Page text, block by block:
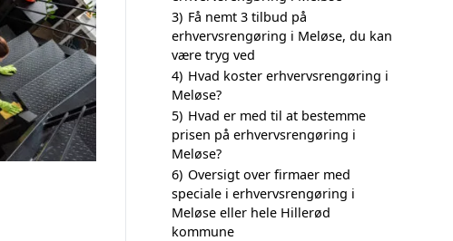
3) Få nemt 3 tilbud på
erhvervsrengøring i Meløse, du kan
være tryg ved
4) Hvad koster erhvervsrengøring i
Meløse?
5) Hvad er med til at bestemme
prisen på erhvervsrengøring i
Meløse?
6) Oversigt over firmaer med
speciale i erhvervsrengøring i
Meløse eller hele Hillerød
kommune